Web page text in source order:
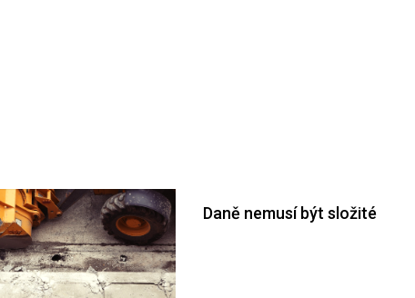
Daně nemusí být složité